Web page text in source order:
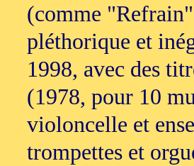
(comme
pléthorique et
1998, avec des
(1978, pour 10
violoncelle et
trompettes et